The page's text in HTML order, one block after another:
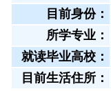
目前身份：
所学专业：
就读毕业高校：
目前生活住所：